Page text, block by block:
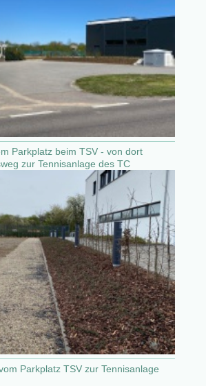
Parkplatz beim TSV - von dort
zur Tennisanlage des TC
Parkplatz TSV zur Tennisanlage